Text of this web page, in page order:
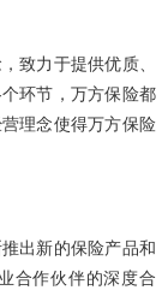
致力于提供优质、
环节，万方保险都
理念使得万方保险
出新的保险产品和
合作伙伴的深度合